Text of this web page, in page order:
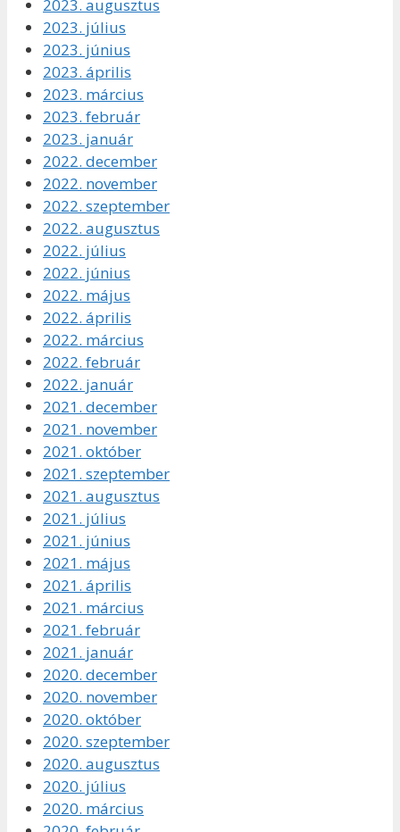
2023. augusztus
2023. július
2023. június
2023. április
2023. március
2023. február
2023. január
2022. december
2022. november
2022. szeptember
2022. augusztus
2022. július
2022. június
2022. május
2022. április
2022. március
2022. február
2022. január
2021. december
2021. november
2021. október
2021. szeptember
2021. augusztus
2021. július
2021. június
2021. május
2021. április
2021. március
2021. február
2021. január
2020. december
2020. november
2020. október
2020. szeptember
2020. augusztus
2020. július
2020. március